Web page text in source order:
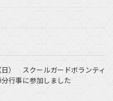
） スクールガードボランティ
行事に参加しました